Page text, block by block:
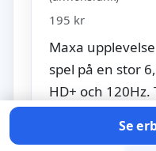
195 kr
Maxa
spel på en stor
HD+ och
Se